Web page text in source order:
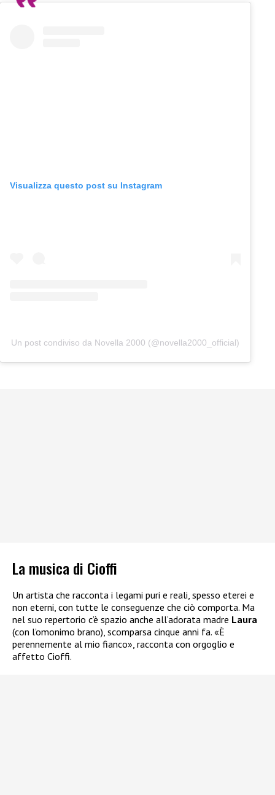
Visualizza questo post su Instagram
Un post condiviso da Novella 2000 (@novella2000_official)
La musica di Cioffi
Un artista che racconta i legami puri e reali, spesso eterei e
non eterni, con tutte le conseguenze che ciò comporta. Ma
nel suo repertorio c’è spazio anche all’adorata madre Laura
(con l’omonimo brano), scomparsa cinque anni fa. «È
perennemente al mio fianco», racconta con orgoglio e
affetto Cioffi.